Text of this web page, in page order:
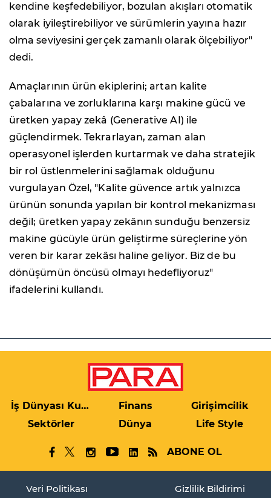
kendine keşfedebiliyor, bozulan akışları otomatik
olarak iyileştirebiliyor ve sürümlerin yayına hazır
olma seviyesini gerçek zamanlı olarak ölçebiliyor"
dedi.
Amaçlarının ürün ekiplerini; artan kalite
çabalarına ve zorluklarına karşı makine gücü ve
üretken yapay zekâ (Generative AI) ile
güçlendirmek. Tekrarlayan, zaman alan
operasyonel işlerden kurtarmak ve daha stratejik
bir rol üstlenmelerini sağlamak olduğunu
vurgulayan Özel, "Kalite güvence artık yalnızca
ürünün sonunda yapılan bir kontrol mekanizması
değil; üretken yapay zekânın sunduğu benzersiz
makine gücüyle ürün geliştirme süreçlerine yön
veren bir karar zekâsı haline geliyor. Biz de bu
dönüşümün öncüsü olmayı hedefliyoruz"
ifadelerini kullandı.
İş Dünyası Kulis Finans
Girişimcilik
Sektörler
Dünya Life Style
ABONE OL
Veri Politikası Gizlilik Bildirimi